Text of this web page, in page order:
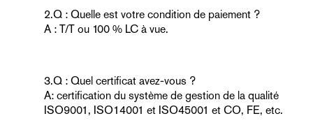
2.Q : Quelle est votre condition de paiement ?
A : T/T ou 100 % LC à vue.
3.Q : Quel certificat avez-vous ?
A: certification du système de gestion de la qualité
ISO9001, ISO14001 et ISO45001 et CO, FE, etc.